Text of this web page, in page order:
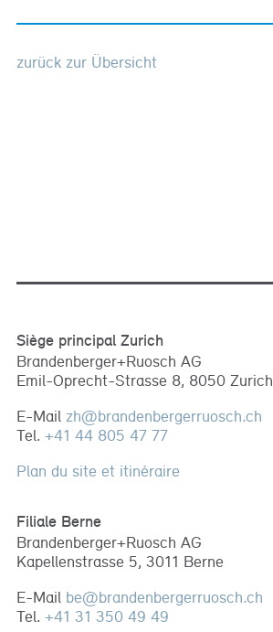
zurück zur Übersicht
Siège principal Zurich
Brandenberger+Ruosch AG
Emil-Oprecht-Strasse 8, 8050 Zurich
E-Mail zh@brandenbergerruosch.ch
Tel. +41 44 805 47 77
Plan du site et itinéraire
Filiale Berne
Brandenberger+Ruosch AG
Kapellenstrasse 5, 3011 Berne
E-Mail be@brandenbergerruosch.ch
Tel. +41 31 350 49 49